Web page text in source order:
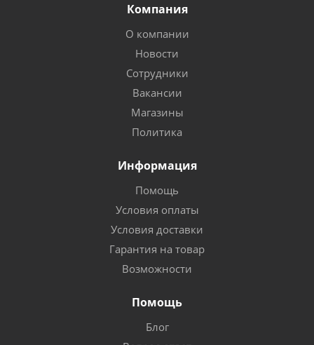
Компания
О компании
Новости
Сотрудники
Вакансии
Магазины
Политика
Информация
Помощь
Условия оплаты
Условия доставки
Гарантия на товар
Возможности
Помощь
Блог